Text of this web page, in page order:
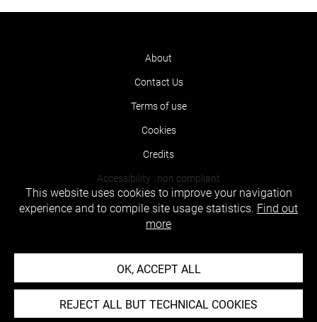
About
Contact Us
Terms of use
Cookies
Credits
Accessibility : non compliant
This website uses cookies to improve your navigation
experience and to compile site usage statistics. Find out
more
OK, ACCEPT ALL
REJECT ALL BUT TECHNICAL COOKIES